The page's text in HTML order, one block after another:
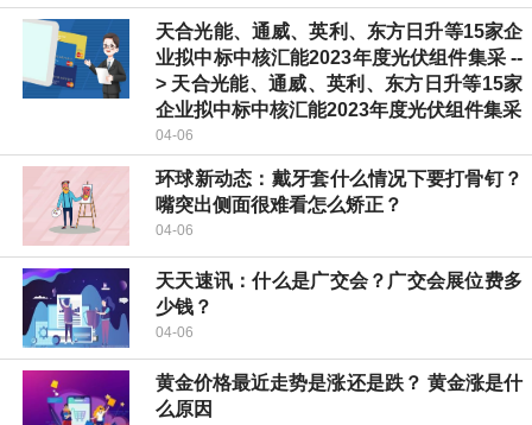
天合光能、通威、英利、东方日升等15家企
业拟中标中核汇能2023年度光伏组件集采 --
> 天合光能、通威、英利、东方日升等15家
企业拟中标中核汇能2023年度光伏组件集采
04-06
环球新动态：戴牙套什么情况下要打骨钉？
嘴突出侧面很难看怎么矫正？
04-06
天天速讯：什么是广交会？广交会展位费多
少钱？
04-06
黄金价格最近走势是涨还是跌？ 黄金涨是什
么原因